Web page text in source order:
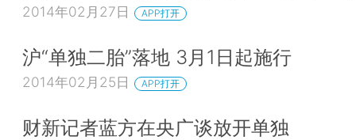
2014年02月27日 APP打开
沪“单独二胎”落地 3月1日起施行
2014年02月25日 APP打开
财新记者蓝方在央广谈放开单独